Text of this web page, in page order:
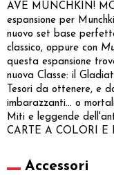
AVE MUNCHKIN!
espansione per
nuovo set base
classico, oppure con
questa espansione
nuova Classe: il
Tesori da ottenere, e
imbarazzanti... o
Miti e leggende
CARTE A COLORI E
Accessori